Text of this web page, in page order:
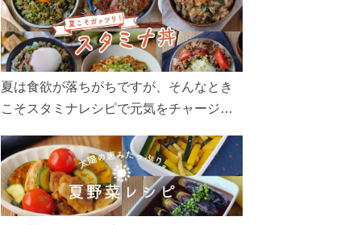
ん、製造現場や品質へのこだわりまで。
こめ油をもっと好きになるコンテンツを
ぜひお楽しみください。
夏は食欲が落ちがちですが、そんなとき
こそスタミナレシピで元気をチャージ！
リ食べて、夏バテを吹き飛ばしましょ
う！